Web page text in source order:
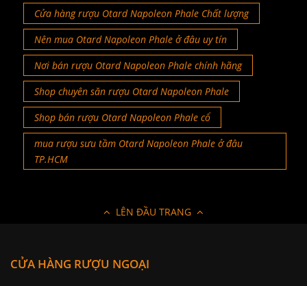
Cửa hàng rượu Otard Napoleon Phale Chất lượng
Nên mua Otard Napoleon Phale ở đâu uy tín
Nơi bán rượu Otard Napoleon Phale chính hãng
Shop chuyên săn rượu Otard Napoleon Phale
Shop bán rượu Otard Napoleon Phale cổ
mua rượu sưu tầm Otard Napoleon Phale ở đâu
TP.HCM
LÊN ĐẦU TRANG
CỬA HÀNG RƯỢU NGOẠI